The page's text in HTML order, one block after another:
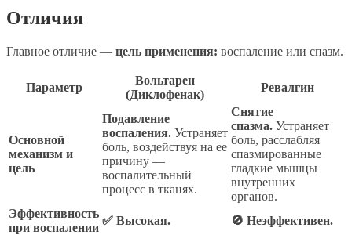
Отличия
Главное отличие — цель применения: воспаление или спазм.
Параметр
Вольтарен
(Диклофенак)
Ревалгин
Основной
механизм и
цель
Подавление
воспаления. Устраняет
боль, воздействуя на ее
причину —
воспалительный
процесс в тканях.
Снятие
спазма. Устраняет
боль, расслабляя
спазмированные
гладкие мышцы
внутренних
органов.
Эффективность
при воспалении
✅ Высокая.
🚫 Неэффективен.